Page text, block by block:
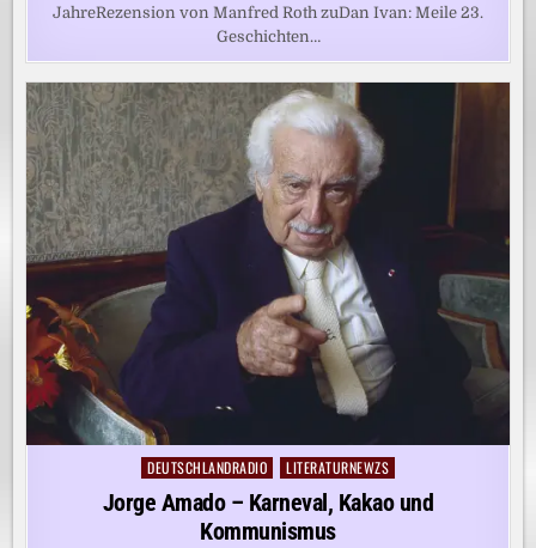
JahreRezension von Manfred Roth zuDan Ivan: Meile 23.
Geschichten…
Posted
DEUTSCHLANDRADIO LITERATURNEWZS
Jorge Amado – Karneval, Kakao und
Kommunismus